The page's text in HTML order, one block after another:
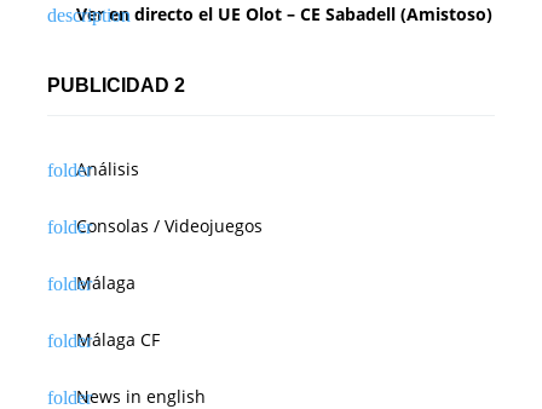
n
a
d
Ver en directo el UE Olot – CE Sabadell (Amistoso)
PUBLICIDAD 2
Análisis
Consolas / Videojuegos
Málaga
Málaga CF
News in english